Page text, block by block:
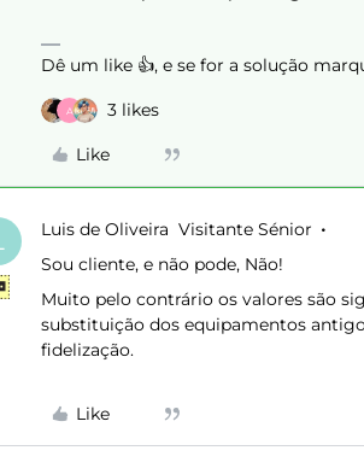
Dê um like 👍, e se for a solução
A 3 likes
Like
Luis de Oliveira Visitante Sénior
Sou cliente, e não pode, Não!
Muito pelo contrário os valores são
substituição dos equipamentos
fidelização.
Like